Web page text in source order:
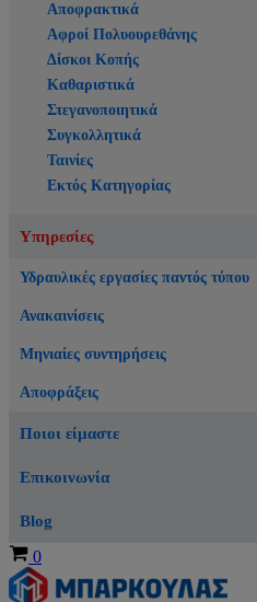
Αποφρακτικά
Αφροί Πολυουρεθάνης
Δίσκοι Κοπής
Καθαριστικά
Στεγανοποιητικά
Συγκολλητικά
Ταινίες
Εκτός Κατηγορίας
Υπηρεσίες
Υδραυλικές εργασίες παντός τύπου
Ανακαινίσεις
Μηνιαίες συντηρήσεις
Αποφράξεις
Ποιοι είμαστε
Επικοινωνία
Blog
Καλάθι
0